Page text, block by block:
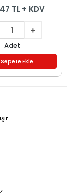
TL + KDV
Adet
Sepete Ekle